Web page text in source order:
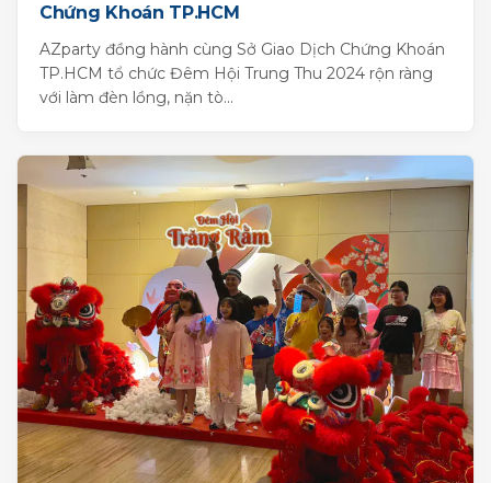
Chứng Khoán TP.HCM
AZparty đồng hành cùng Sở Giao Dịch Chứng Khoán
TP.HCM tổ chức Đêm Hội Trung Thu 2024 rộn ràng
với làm đèn lồng, nặn tò...